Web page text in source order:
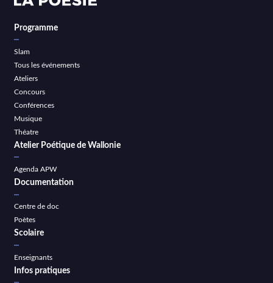
Programme
Slam
Tous les événements
Ateliers
Concours
Conférences
Musique
Théatre
Atelier Poétique de Wallonie
Agenda APW
Documentation
Centre de doc
Poètes
Scolaire
Enseignants
Infos pratiques